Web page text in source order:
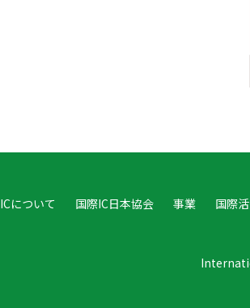
ICについて 国際IC日本協会 事業 国際